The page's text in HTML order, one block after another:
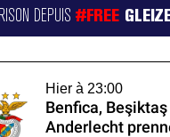
DEPUIS#FREE
Hier à 23:00
Benfica,
Anderlecht